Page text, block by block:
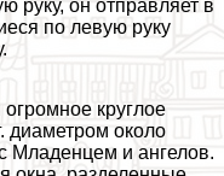
руку, он отправляет в
по левую руку
круглое
диаметром около
Младенцем и ангелов.